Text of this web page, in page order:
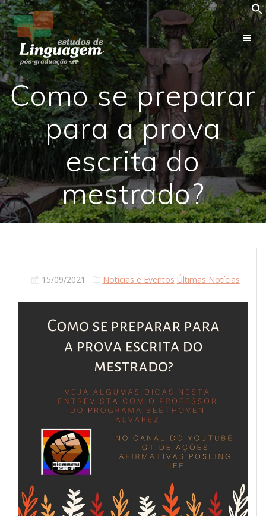
Skip
to
content
Como se preparar
para a prova
escrita do
mestrado?
15/09/2021 Notícias e Eventos Últimas Notícias